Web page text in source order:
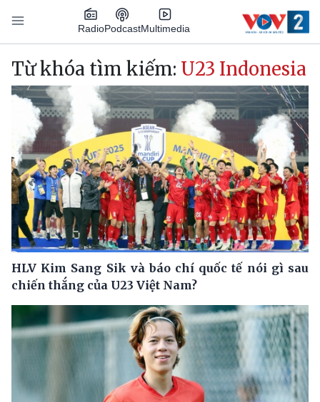
Nhảy đến nội dung
RadioPodcastMultimedia
Main navigation
Từ khóa tìm kiếm: U23 Indonesia
HLV Kim Sang Sik và báo chí quốc tế nói gì sau
chiến thắng của U23 Việt Nam?